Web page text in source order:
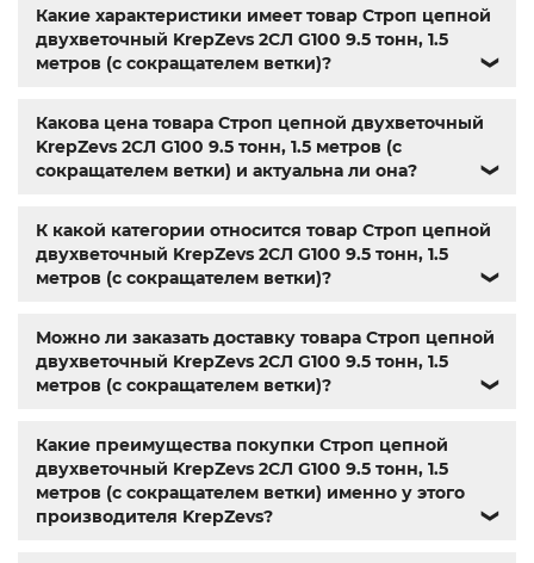
Мотор-редуктор 3МП,Мотор-редукторы МЧ, Крановые
редукторы Ц2,Name,din 603,din 7981,анкера, заклепки
резьбовая заклепка,заклепка алюминиевая болт м3,
крепеж,болт м12 размеры,болт м5 под шестигранник
болт м 18,болт м9,болт м7 шаг 1,болт м14 1.5
болт м 24,din 6325,din 6799,din 11024 ,din 6334 din 929,
крепежа харьков,крепежи магазин,крепёжный
магазин,магазин болтов,гайки и болты ,болты харьков
болты гайки шайбы,болты госты,стопорные гайки
купить болт м 10,купить болты м8,болты 10.9, гайки
купить,болты 8.8 ,винты м8,болт нержавеющий м8
купить болты м10,крепежные изделия
Какие характеристики имеет товар Строп цепной
двухветочный KrepZevs 2СЛ G100 9.5 тонн, 1.5
метров (с сокращателем ветки)?
❯
Какова цена товара Строп цепной двухветочный
KrepZevs 2СЛ G100 9.5 тонн, 1.5 метров (с
сокращателем ветки) и актуальна ли она?
❯
К какой категории относится товар Строп цепной
двухветочный KrepZevs 2СЛ G100 9.5 тонн, 1.5
метров (с сокращателем ветки)?
❯
Можно ли заказать доставку товара Строп цепной
двухветочный KrepZevs 2СЛ G100 9.5 тонн, 1.5
метров (с сокращателем ветки)?
❯
Какие преимущества покупки Строп цепной
двухветочный KrepZevs 2СЛ G100 9.5 тонн, 1.5
метров (с сокращателем ветки) именно у этого
производителя KrepZevs?
❯